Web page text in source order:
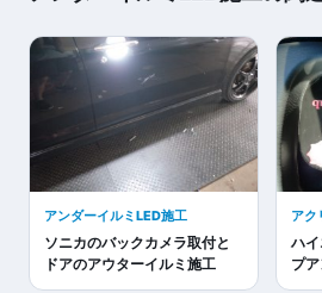
アンダーイルミLED施工
ソニカのバックカメラ取付と
ドアのアウターイルミ施工
アク
ハ
プ